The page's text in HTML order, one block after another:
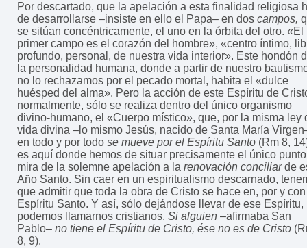
Por descartado, que la apelación a esta finalidad religiosa
de desarrollarse –insiste en ello el Papa– en dos campos,
se sitúan concéntricamente, el uno en la órbita del otro. «El
primer campo es el corazón del hombre», «centro íntimo,
profundo, personal, de nuestra vida interior». Este hondón
la personalidad humana, donde a partir de nuestro
no lo rechazamos por el pecado mortal, habita el «dulce
huésped del alma». Pero la acción de este Espíritu de
normalmente, sólo se realiza dentro del único organismo
divino-humano, el «Cuerpo místico», que, por la misma ley
vida divina –lo mismo Jesús, nacido de Santa María
en todo y por todo se mueve por el Espíritu Santo (Rm 8,
es aquí donde hemos de situar precisamente el único
mira de la solemne apelación a la renovación conciliarde
Año Santo. Sin caer en un espiritualismo descarnado,
que admitir que toda la obra de Cristo se hace en, por y
Espíritu Santo. Y así, sólo dejándose llevar de ese Espíritu,
podemos llamarnos cristianos. Si alguien –afirmaba San
Pablo– no tiene el Espíritu de Cristo, ése no es de Cristo
8, 9).